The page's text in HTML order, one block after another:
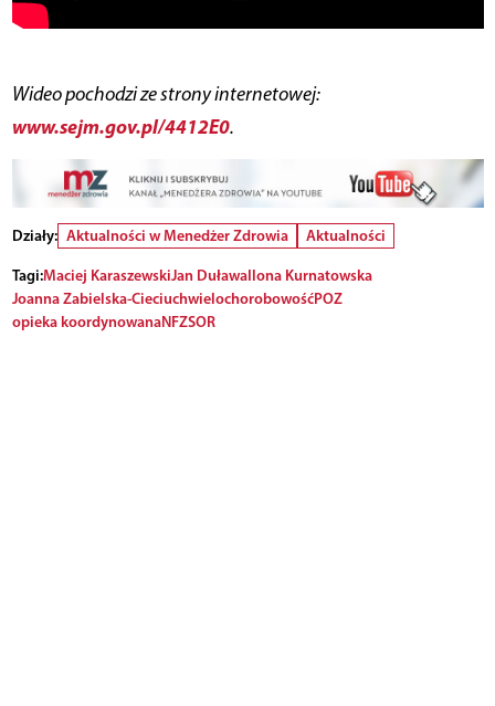
Wideo pochodzi ze strony internetowej:
www.sejm.gov.pl/4412E0.
Działy: Aktualności w Menedżer Zdrowia
Aktualności
Tagi:Maciej KaraszewskiJan DuławaIlona Kurnatowska
Joanna Zabielska-CieciuchwielochorobowośćPOZ
opieka koordynowanaNFZSOR